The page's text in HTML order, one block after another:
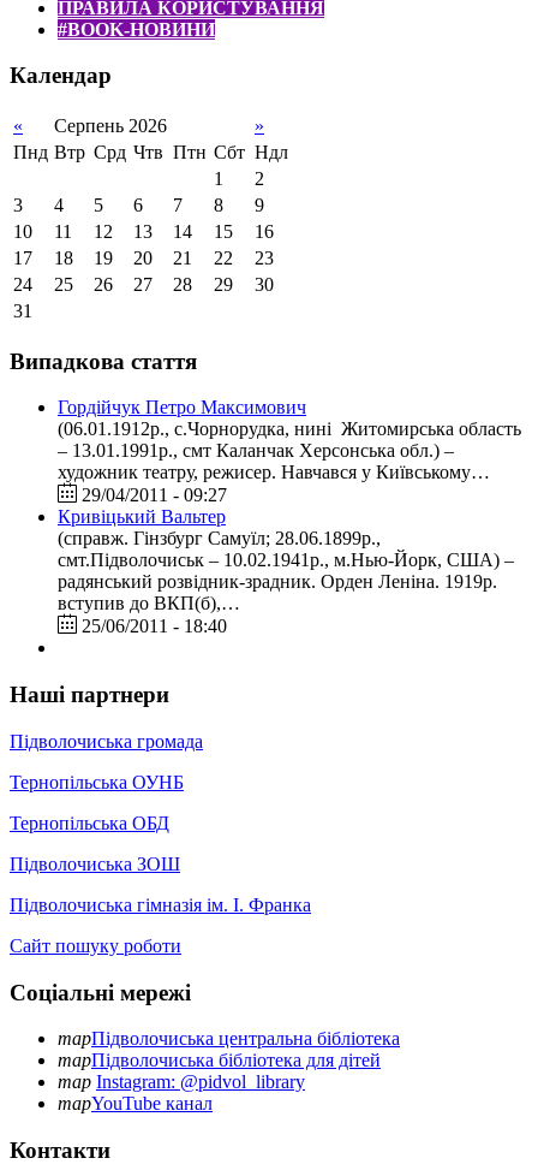
ПРАВИЛА КОРИСТУВАННЯ
#BOOK-НОВИНИ
Календар
« Серпень 2026
»
Пнд Втр Срд Чтв Птн Сбт Ндл
1
2
3
4 5 6 7 8
9
10
11 12 13 14 15
16
17
18 19 20 21 22
23
24
25 26 27 28 29
30
31
Випадкова стаття
Гордійчук Петро Максимович
(06.01.1912р., с.Чорнорудка, нині Житомирська область
– 13.01.1991р., смт Каланчак Херсонська обл.) –
художник театру, режисер. Навчався у Київському…
29/04/2011 - 09:27
Кривіцький Вальтер
(справж. Гінзбург Самуїл; 28.06.1899р.,
смт.Підволочиськ – 10.02.1941р., м.Нью-Йорк, США) –
радянський розвідник-зрадник. Орден Леніна. 1919р.
вступив до ВКП(б),…
25/06/2011 - 18:40
Наші партнери
Підволочиська громада
Тернопільська ОУНБ
Тернопільська ОБД
Підволочиська ЗОШ
Підволочиська гімназія ім. І. Франка
Сайт пошуку роботи
Соціальні мережі
mapПідволочиська центральна бібліотека
mapПідволочиська бібліотека для дітей
map Instagram: @pidvol_library
mapYouTube канал
Контакти